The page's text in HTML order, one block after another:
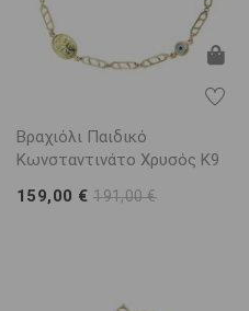
Βραχιόλι Παιδικό
Κωνσταντινάτο Χρυσός Κ9
159,00 €191,00 €